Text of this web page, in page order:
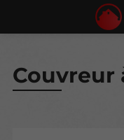
Couvreur